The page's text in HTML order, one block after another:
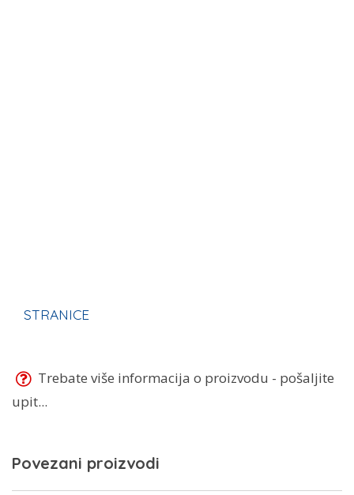
STRANICE
Trebate više informacija o proizvodu - pošaljite
upit...
Povezani proizvodi